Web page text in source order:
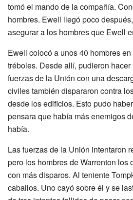
tomó el mando de la compañía.
hombres. Ewell llegó poco
asegurar a los hombres que Ewell
Ewell colocó a unos 40 hombres
tréboles. Desde allí, pudieron
fuerzas de la Unión con una
civiles también dispararon contra
desde los edificios. Esto pudo
pensara que había más enemigos
había.
Las fuerzas de la Unión intentaron
pero los hombres de Warrenton los
con más disparos. Al teniente
caballos. Uno cayó sobre él y se